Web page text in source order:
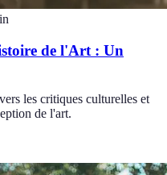
de l'Art : Un
les critiques culturelles et
de l'art.